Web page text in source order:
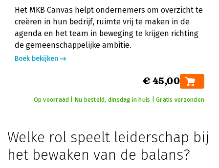
Het MKB Canvas helpt ondernemers om overzicht te
creëren in hun bedrijf, ruimte vrij te maken in de
agenda en het team in beweging te krijgen richting
de gemeenschappelijke ambitie.
Boek bekijken
€ 45,00
Op voorraad | Nu besteld, dinsdag in huis | Gratis verzonden
Welke rol speelt leiderschap bij
het bewaken van de balans?